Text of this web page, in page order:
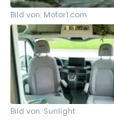
Bild von: Motor1.com
Bild von: Sunlight